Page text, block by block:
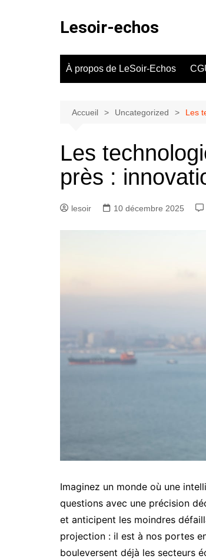
Lesoir-echos
À propos de LeSoir-Echos
Accueil Uncategorized Les
Les
près :
lesoir 10 décembre 2025
Imaginez un monde où une
questions avec une précision
et anticipent les moindres
projection : il est à nos portes
bouleversent déjà les secteurs